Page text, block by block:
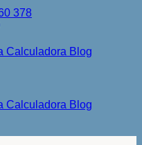
378
Calculadora Blog
Calculadora Blog